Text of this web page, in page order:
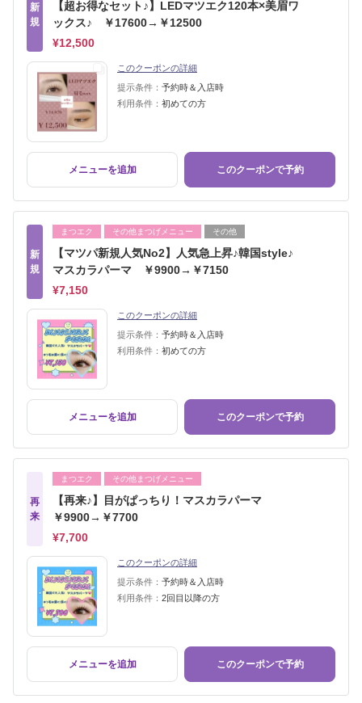
新
規
【超お得なセット♪】LEDマツエク120本×美眉ワ
ックス♪ ￥17600→￥12500
¥12,500
このクーポンの詳細
提示条件： 予約時＆入店時
利用条件： 初めての方
メニューを追加 このクーポンで予約
新
規
まつエク その他まつげメニュー その他
【マツパ新規人気No2】人気急上昇♪韓国style♪
マスカラパーマ ￥9900→￥7150
¥7,150
このクーポンの詳細
提示条件： 予約時＆入店時
利用条件： 初めての方
メニューを追加 このクーポンで予約
再
来
まつエク その他まつげメニュー
【再来♪】目がぱっちり！マスカラパーマ
￥9900→￥7700
¥7,700
このクーポンの詳細
提示条件： 予約時＆入店時
利用条件： 2回目以降の方
メニューを追加 このクーポンで予約